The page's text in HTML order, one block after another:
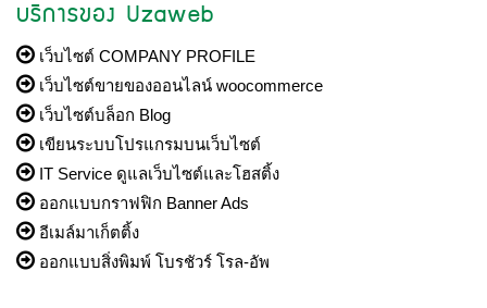
บริการของ Uzaweb
เว็บไซต์ COMPANY PROFILE
เว็บไซต์ขายของออนไลน์ woocommerce
เว็บไซต์บล็อก Blog
เขียนระบบโปรแกรมบนเว็บไซต์
IT Service ดูแลเว็บไซต์และโฮสติ้ง
ออกแบบกราฟฟิก Banner Ads
อีเมล์มาเก็ตติ้ง
ออกแบบสิ่งพิมพ์ โบรชัวร์ โรล-อัพ